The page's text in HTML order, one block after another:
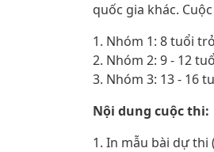
quốc gia khác.
1. Nhóm 1: 8 tuổi
2. Nhóm 2: 9 - 12
3. Nhóm 3: 13 - 16
Nội dung cuộc thi:
1. In mẫu bài dự thi